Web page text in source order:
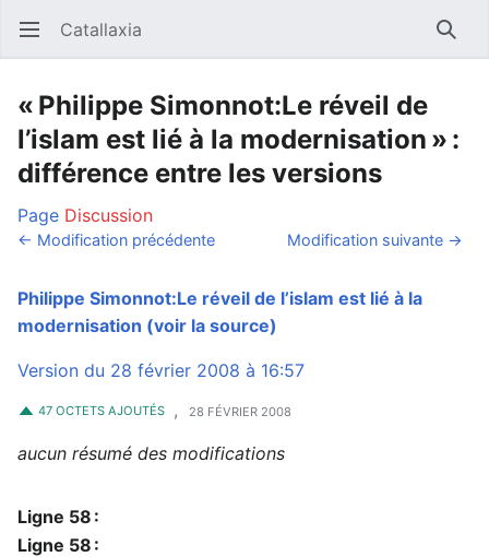
Ouvrir le menu principal Catallaxia
« Philippe Simonnot:Le réveil de
l’islam est lié à la modernisation » :
différence entre les versions
Page Discussion
← Modification précédente Modification suivante →
Philippe Simonnot:Le réveil de l’islam est lié à la
modernisation (voir la source)
Version du 28 février 2008 à 16:57
47 OCTETS AJOUTÉS , 28 FÉVRIER 2008
aucun résumé des modifications
Ligne 58 :
Ligne 58 :